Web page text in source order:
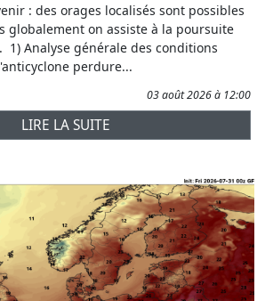
: des orages localisés sont possibles
globalement on assiste à la poursuite
1) Analyse générale des conditions
perdure...
03 août 2026 à 12:00
LIRE LA SUITE